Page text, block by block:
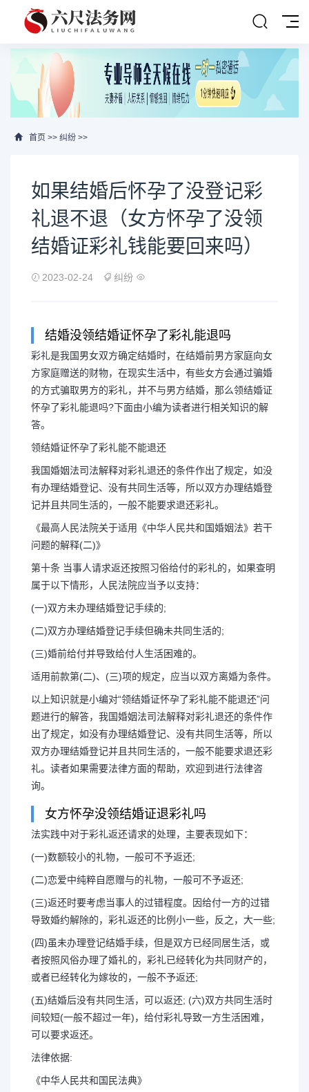
首页 >> 纠纷 >>
如果结婚后怀孕了没登记彩
礼退不退（女方怀孕了没领
结婚证彩礼钱能要回来吗）
2023-02-24 纠纷
结婚没领结婚证怀孕了彩礼能退吗
彩礼是我国男女双方确定结婚时，在结婚前男方家庭向女
方家庭赠送的财物，在现实生活中，有些女方会通过骗婚
的方式骗取男方的彩礼，并不与男方结婚，那么领结婚证
怀孕了彩礼能退吗?下面由小编为读者进行相关知识的解
答。
领结婚证怀孕了彩礼能不能退还
我国婚姻法司法解释对彩礼退还的条件作出了规定，如没
有办理结婚登记、没有共同生活等，所以双方办理结婚登
记并且共同生活的，一般不能要求退还彩礼。
《最高人民法院关于适用《中华人民共和国婚姻法》若干
问题的解释(二)》
第十条 当事人请求返还按照习俗给付的彩礼的，如果查明
属于以下情形，人民法院应当予以支持：
(一)双方未办理结婚登记手续的;
(二)双方办理结婚登记手续但确未共同生活的;
(三)婚前给付并导致给付人生活困难的。
适用前款第(二)、(三)项的规定，应当以双方离婚为条件。
以上知识就是小编对“领结婚证怀孕了彩礼能不能退还”问
题进行的解答，我国婚姻法司法解释对彩礼退还的条件作
出了规定，如没有办理结婚登记、没有共同生活等，所以
双方办理结婚登记并且共同生活的，一般不能要求退还彩
礼。读者如果需要法律方面的帮助，欢迎到进行法律咨
询。
女方怀孕没领结婚证退彩礼吗
法实践中对于彩礼返还请求的处理，主要表现如下：
(一)数额较小的礼物，一般可不予返还;
(二)恋爱中纯粹自愿赠与的礼物，一般可不予返还;
(三)返还时要考虑当事人的过错程度。因给付一方的过错
导致婚约解除的，彩礼返还的比例小一些，反之，大一些;
(四)虽未办理登记结婚手续，但是双方已经同居生活，或
者按照风俗办理了婚礼的，彩礼已经转化为共同财产的，
或者已经转化为嫁妆的，一般不予返还;
(五)结婚后没有共同生活，可以返还; (六)双方共同生活时
间较短(一般不超过一年)，给付彩礼导致一方生活困难，
可以要求返还。
法律依据:
《中华人民共和国民法典》
如果结婚后怀孕了没登记
方怀孕了没领结婚证彩礼
结婚没领结婚证怀孕了彩礼能
确定结婚时，在结婚前男方家庭向
现实生活中，有些女方会通过骗婚
并不与男方...
长按图片识别二维